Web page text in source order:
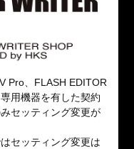
Pro、FLASH EDITOR
用機器を有した契約
セッティング変更が
セッティング変更は